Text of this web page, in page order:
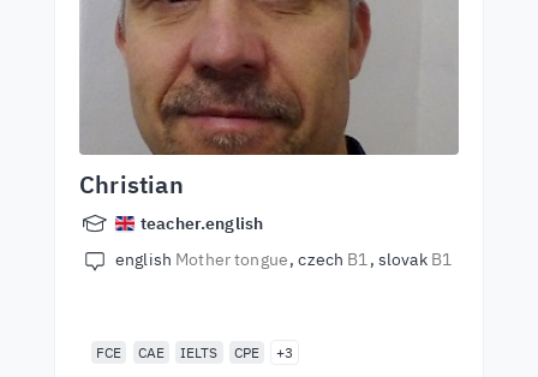
Christian
teacher.english
english Mother tongue czech B1 slovak B1
FCE CAE IELTS CPE +3